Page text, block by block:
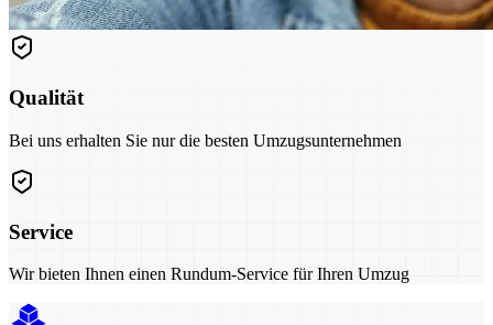
Qualität
Bei uns erhalten Sie nur die besten Umzugsunternehmen
Service
Wir bieten Ihnen einen Rundum-Service für Ihren Umzug